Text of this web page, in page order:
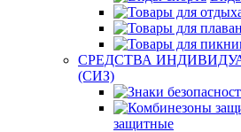
СРЕДСТВА
(СИЗ)
защитные